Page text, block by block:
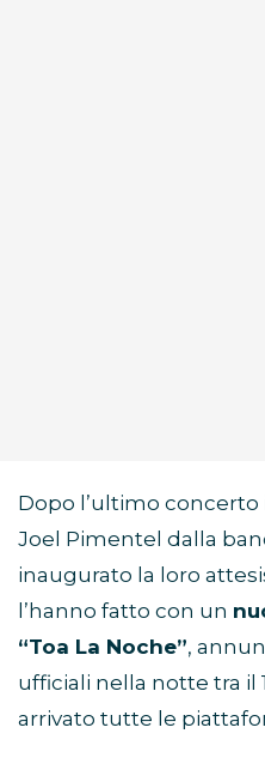
Dopo l’ultimo concerto
Joel Pimentel dalla
inaugurato la loro
l’hanno fatto con un
“Toa La Noche”,
ufficiali nella notte tra il
arrivato tutte le